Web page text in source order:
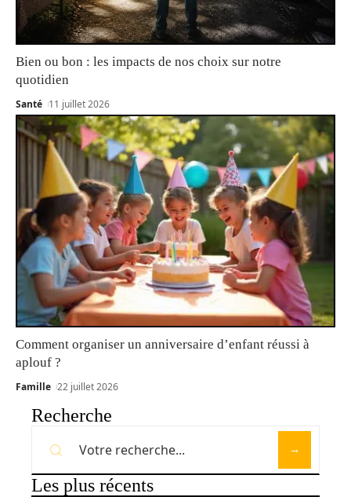
Bien ou bon : les impacts de nos choix sur notre
quotidien
Santé 11 juillet 2026
Comment organiser un anniversaire d’enfant réussi à
aplouf ?
Famille 22 juillet 2026
Recherche
Les plus récents